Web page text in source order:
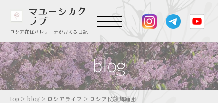
マユーシカク
ラブ
ロシア在住バレリーナがおくる日記
top > blog > ロシアライフ > ロシア民族舞踊団